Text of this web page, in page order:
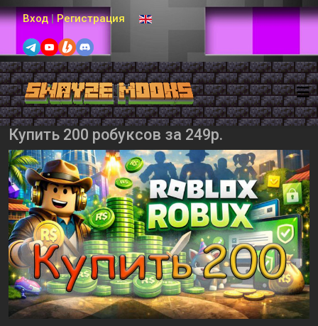
Вход | Регистрация Выберите язык
Купить 200 робуксов за 249р.